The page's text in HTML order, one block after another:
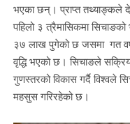
भएका छन्। प्राप्त तथ्याङ्कले
पहिलो ३ त्रैमासिकमा
३७ लाख पुगेको छ जसमा गत
वृद्धि भएको छ। सिचाङले
गुणस्तरको विकास गर्दै विश्वले
महसुस गरिरहेको छ।